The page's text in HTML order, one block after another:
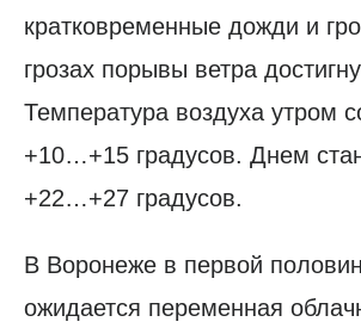
кратковременные дожди и
грозах порывы ветра
Температура воздуха утром
+10…+15 градусов. Днем
+22…+27 градусов.
В Воронеже в первой
ожидается переменная